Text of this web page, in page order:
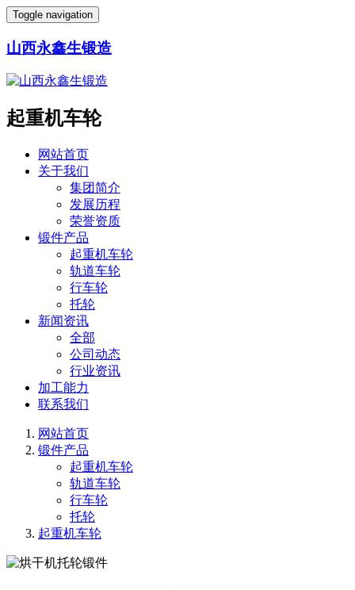
Toggle navigation
山西永鑫生锻造
起重机车轮
网站首页
关于我们
集团简介
发展历程
荣誉资质
锻件产品
起重机车轮
轨道车轮
行车轮
托轮
新闻资讯
全部
公司动态
行业资讯
加工能力
联系我们
网站首页
锻件产品
起重机车轮
轨道车轮
行车轮
托轮
起重机车轮